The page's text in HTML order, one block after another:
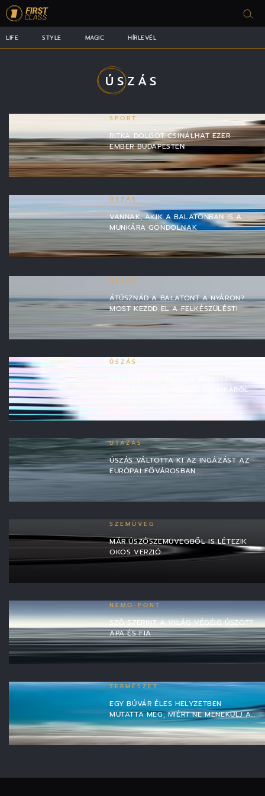
LIFE STYLE MAGIC HÍRLEVÉL
ÚSZÁS
SPORT
RITKA DOLGOT CSINÁLHAT EZER
EMBER BUDAPESTEN
ÚSZÁS
VANNAK, AKIK A BALATONBAN IS A
MUNKÁRA GONDOLNAK
ÚSZÁS
ÁTÚSZNÁD A BALATONT A NYÁRON?
MOST KEZDD EL A FELKÉSZÜLÉST!
ÚSZÁS
5+1 EMLÉKEZETES TÉNY A MOST
VISSZAVONULÓ HOSSZÚ KATINKÁRÓL
UTAZÁS
ÚSZÁS VÁLTOTTA KI AZ INGÁZÁST AZ
EURÓPAI FŐVÁROSBAN
SZEMÜVEG
MÁR ÚSZÓSZEMÜVEGBŐL IS LÉTEZIK
OKOS VERZIÓ
NEMO-PONT
SZÓ SZERINT A VILÁG VÉGÉIG ÚSZOTT
APA ÉS FIA
TERMÉSZET
EGY BÚVÁR ÉLES HELYZETBEN
MUTATTA MEG, MIÉRT NE MENEKÜLJ A…